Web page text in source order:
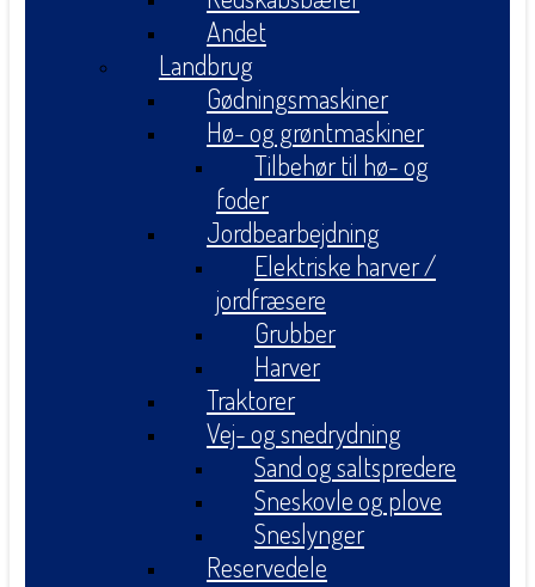
Andet
Landbrug
Gødningsmaskiner
Hø- og grøntmaskiner
Tilbehør til hø- og
foder
Jordbearbejdning
Elektriske harver /
jordfræsere
Grubber
Harver
Traktorer
Vej- og snedrydning
Sand og saltspredere
Sneskovle og plove
Sneslynger
Reservedele